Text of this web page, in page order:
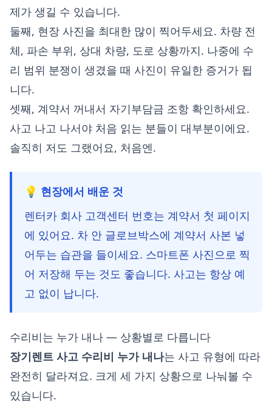
제가 생길 수 있습니다.
둘째, 현장 사진을 최대한 많이 찍어두세요. 차량 전
체, 파손 부위, 상대 차량, 도로 상황까지. 나중에 수
리 범위 분쟁이 생겼을 때 사진이 유일한 증거가 됩
니다.
셋째, 계약서 꺼내서 자기부담금 조항 확인하세요.
사고 나고 나서야 처음 읽는 분들이 대부분이에요.
솔직히 저도 그랬어요, 처음엔.
💡 현장에서 배운 것
렌터카 회사 고객센터 번호는 계약서 첫 페이지
에 있어요. 차 안 글로브박스에 계약서 사본 넣
어두는 습관을 들이세요. 스마트폰 사진으로 찍
어 저장해 두는 것도 좋습니다. 사고는 항상 예
고 없이 납니다.
수리비는 누가 내나 — 상황별로 다릅니다
장기렌트 사고 수리비 누가 내나는 사고 유형에 따라
완전히 달라져요. 크게 세 가지 상황으로 나눠볼 수
있습니다.